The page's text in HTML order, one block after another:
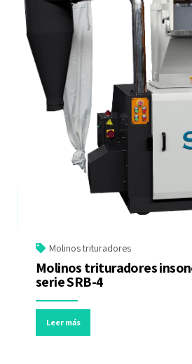
Molinos trituradores
Molinos trituradores
serie SRB-4
Leer más